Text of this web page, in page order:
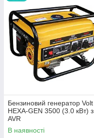
Бензиновий генератор Volt
HEXA-GEN 3500 (3.0 кВт) з
AVR
В наявності